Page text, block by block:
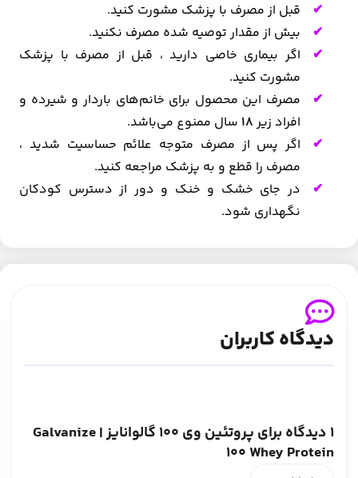
قبل از مصرف با پزشک مشورت کنید.
بیش از مقدار توصیه شده مصرف نکنید.
اگر بیماری خاصی دارید ، قبل از مصرف با پزشک
مشورت کنید.
مصرف این محصول برای خانم‌های باردار و شیرده و
افراد زیر18 سال ممنوع می‌باشد.
اگر پس از مصرف متوجه علائم حساسیت شدید ،
مصرف را قطع و به پزشک مراجعه کنید.
در جای خشک و خنک و دور از دسترس کودکان
نگهداری شود.
دیدگاه کاربران
1 دیدگاه برای
پروتئین وی 100 گالوانایز | Galvanize
100 Whey Protein